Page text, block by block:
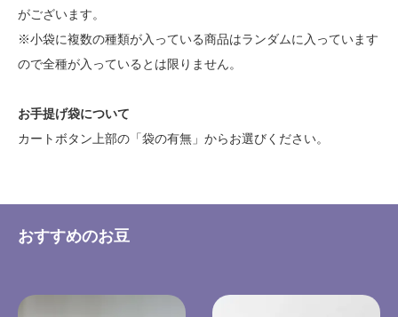
がございます。
※小袋に複数の種類が入っている商品はランダムに入っています
ので全種が入っているとは限りません。
お手提げ袋について
カートボタン上部の「袋の有無」からお選びください。
おすすめのお豆